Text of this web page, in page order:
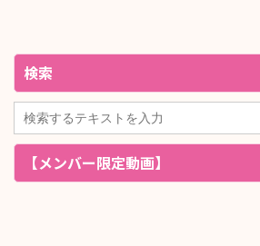
検索
【メンバー限定動画】